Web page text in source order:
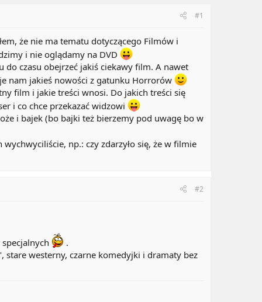
#1
że nie ma tematu dotyczącego Filmów i
i nie oglądamy na DVD
czasu obejrzeć jakiś ciekawy film. A nawet
nam jakieś nowości z gatunku Horrorów
film i jakie treści wnosi. Do jakich treści się
i co chce przekazać widzowi
i bajek (bo bajki też bierzemy pod uwagę bo w
np.: czy zdarzyło się, że w filmie
#2
.
stare westerny, czarne komedyjki i dramaty bez